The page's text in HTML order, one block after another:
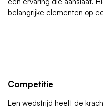
belangrijke elementen op
Competitie
Een wedstrijd heeft de